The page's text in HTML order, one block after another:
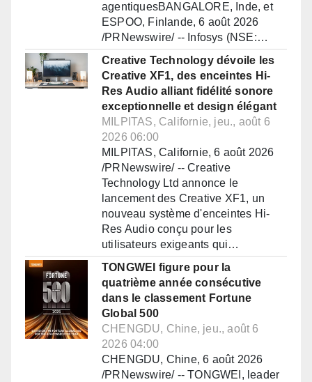
agentiquesBANGALORE, Inde, et
ESPOO, Finlande, 6 août 2026
/PRNewswire/ -- Infosys (NSE:…
Creative Technology dévoile les
Creative XF1, des enceintes Hi-
Res Audio alliant fidélité sonore
exceptionnelle et design élégant
MILPITAS, Californie, jeu., août 6
2026 06:00
MILPITAS, Californie, 6 août 2026
/PRNewswire/ -- Creative
Technology Ltd annonce le
lancement des Creative XF1, un
nouveau système d'enceintes Hi-
Res Audio conçu pour les
utilisateurs exigeants qui…
TONGWEI figure pour la
quatrième année consécutive
dans le classement Fortune
Global 500
CHENGDU, Chine, jeu., août 6
2026 04:00
CHENGDU, Chine, 6 août 2026
/PRNewswire/ -- TONGWEI, leader